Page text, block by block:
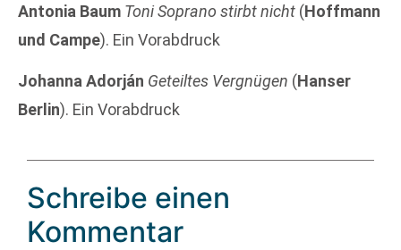
Antonia Baum Toni Soprano stirbt nicht (Hoffmann
und Campe). Ein Vorabdruck
Johanna Adorján Geteiltes Vergnügen (Hanser
Berlin). Ein Vorabdruck
Schreibe einen
Kommentar